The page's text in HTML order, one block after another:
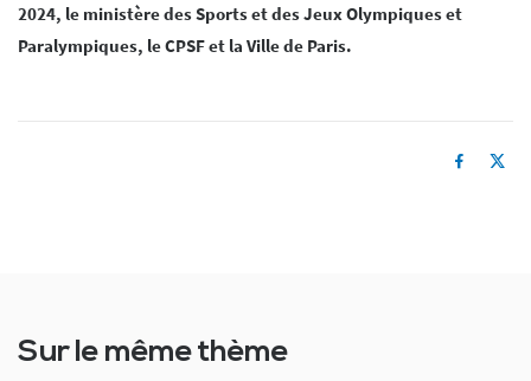
2024, le ministère des Sports et des Jeux Olympiques et
Paralympiques, le CPSF et la Ville de Paris.
Sur le même thème